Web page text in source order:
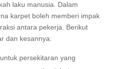
laku manusia. Dalam
karpet boleh memberi impak
antara pekerja. Berikut
dan kesannya:
persekitaran yang